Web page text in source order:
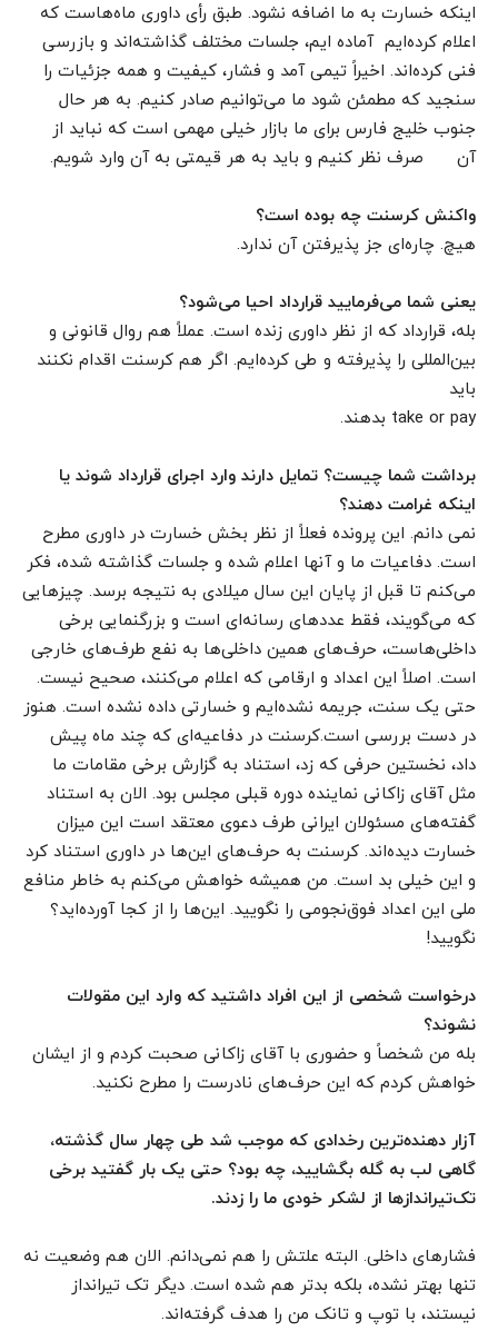
اینکه خسارت به ما اضافه نشود. طبق رأی داوری ماه‌هاست که
اعلام کرده‌ایم آماده ایم، جلسات مختلف گذاشته‌اند و بازرسی
فنی کرده‌اند. اخیراً تیمی آمد و فشار، کیفیت و همه جزئیات را
سنجید که مطمئن شود ما می‌توانیم صادر کنیم. به هر حال
جنوب خلیج فارس برای ما بازار خیلی مهمی است که نباید از
آن صرف نظر کنیم و باید به هر قیمتی به آن وارد شویم.
واکنش کرسنت چه بوده است؟
هیچ. چاره‌ای جز پذیرفتن آن ندارد.
یعنی شما می‌فرمایید قرارداد احیا می‌شود؟
بله، قرارداد که از نظر داوری زنده است. عملاً هم روال قانونی و
بین‌المللی را پذیرفته و طی کرده‌ایم. اگر هم کرسنت اقدام نکنند
باید
take or pay بدهند.
برداشت شما چیست؟ تمایل دارند وارد اجرای قرارداد شوند یا
اینکه غرامت دهند؟
نمی دانم. این پرونده فعلاً از نظر بخش خسارت در داوری مطرح
است. دفاعیات ما و آنها اعلام شده و جلسات گذاشته شده، فکر
می‌کنم تا قبل از پایان این سال میلادی به نتیجه برسد. چیزهایی
که می‌گویند، فقط عددهای رسانه‌ای است و بزرگنمایی برخی
داخلی‌هاست، حرف‌های همین داخلی‌ها به نفع طرف‌های خارجی
است. اصلاً این اعداد و ارقامی که اعلام می‌کنند، صحیح نیست.
حتی یک سنت، جریمه نشده‌ایم و خسارتی داده نشده است. هنوز
در دست بررسی است.کرسنت در دفاعیه‌ای که چند ماه پیش
داد، نخستین حرفی که زد، استناد به گزارش برخی مقامات ما
مثل آقای زاکانی نماینده دوره قبلی مجلس بود. الان به استناد
گفته‌های مسئولان ایرانی طرف دعوی معتقد است این میزان
خسارت دیده‌اند. کرسنت به حرف‌های این‌ها در داوری استناد کرد
و این خیلی بد است. من همیشه خواهش می‌کنم به خاطر منافع
ملی این اعداد فوق‌نجومی را نگویید. این‌ها را از کجا آورده‌اید؟
نگویید!
درخواست شخصی از این افراد داشتید که وارد این مقولات
نشوند؟
بله من شخصاً و حضوری با آقای زاکانی صحبت کردم و از ایشان
خواهش کردم که این حرف‌های نادرست را مطرح نکنید.
آزار دهنده‌ترین رخدادی که موجب شد طی چهار سال گذشته،
گاهی لب به گله بگشایید، چه بود؟ حتی یک بار گفتید برخی
تک‌تیراندازها از لشکر خودی ما را زدند.
فشارهای داخلی. البته علتش را هم نمی‌دانم. الان هم وضعیت نه
تنها بهتر نشده، بلکه بدتر هم شده است. دیگر تک تیرانداز
نیستند، با توپ و تانک من را هدف گرفته‌اند.